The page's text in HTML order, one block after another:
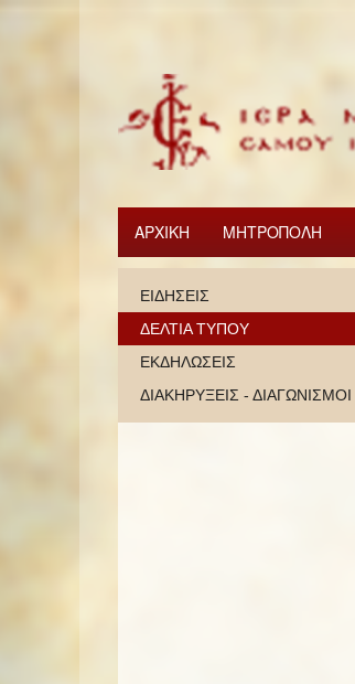
ΑΡΧΙΚΗ ΜΗΤΡΟΠΟΛΗ
ΕΙΔΗΣΕΙΣ
ΔΕΛΤΙΑ ΤΥΠΟΥ
ΕΚΔΗΛΩΣΕΙΣ
ΔΙΑΚΗΡΥΞΕΙΣ - ΔΙΑΓΩΝΙΣΜΟΙ